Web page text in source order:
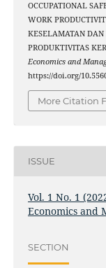
OCCUPATIONAL
WORK
KESELAMATAN
PRODUKTIVITAS
Economics and
https://doi.org/
More Citation
ISSUE
Vol. 1 No. 1
Economics and
SECTION